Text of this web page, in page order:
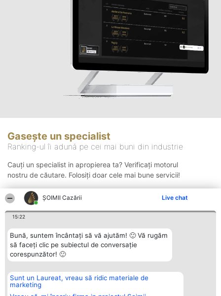
ȘOIMII Cazării Live chat
15:22
Bună, suntem încântați să vă ajutăm! 🙂 Vă rugăm
să faceți clic pe subiectul de conversație
corespunzător! 🙂
Sunt un Laureat, vreau să ridic materiale de
marketing
Gasește un specialist
Ranking-ul îi adună pe cei mai buni din industrie
Cauți un specialist in apropierea ta? Verificați motorul
nostru de căutare. Folosiți doar cele mai bune servicii!
Organizator Ranking
BRIGHT SOLUTIONS BR SRL
Aleea Timisul De Sus 2 Bl. A30
Plebiscyt
Lista Tuturor
Contact